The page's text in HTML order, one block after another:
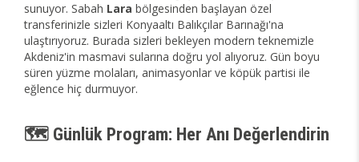
sunuyor. Sabah Lara bölgesinden başlayan özel
transferinizle sizleri Konyaaltı Balıkçılar Barınağı'na
ulaştırıyoruz. Burada sizleri bekleyen modern teknemizle
Akdeniz'in masmavi sularına doğru yol alıyoruz. Gün boyu
süren yüzme molaları, animasyonlar ve köpük partisi ile
eğlence hiç durmuyor.
🗺️ Günlük Program: Her Anı Değerlendirin